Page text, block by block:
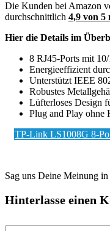
Die Kunden bei Amazon
durchschnittlich 4,9 von 5
Hier die Details im
8 RJ45-Ports mit
Energieeffizient
Unterstützt IEEE
Robustes
Lüfterloses Design
Plug and Play ohne
TP-Link LS1008G 8-
Sag uns Deine Meinung
Hinterlasse einen